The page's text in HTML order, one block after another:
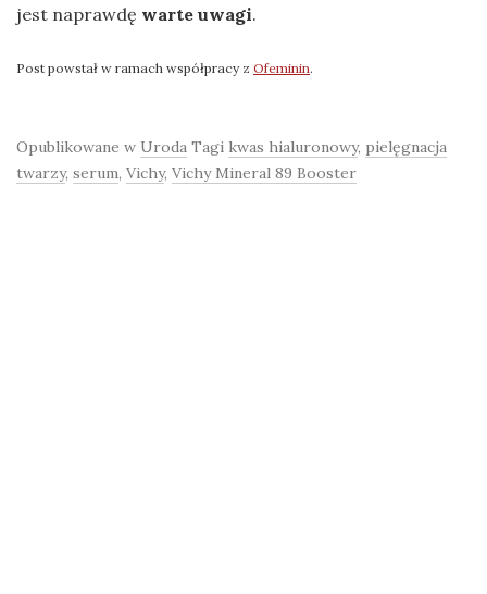
jest naprawdę warte uwagi.
Post powstał w ramach współpracy z Ofeminin.
Opublikowane w Uroda Tagi kwas hialuronowy, pielęgnacja
twarzy, serum, Vichy, Vichy Mineral 89 Booster